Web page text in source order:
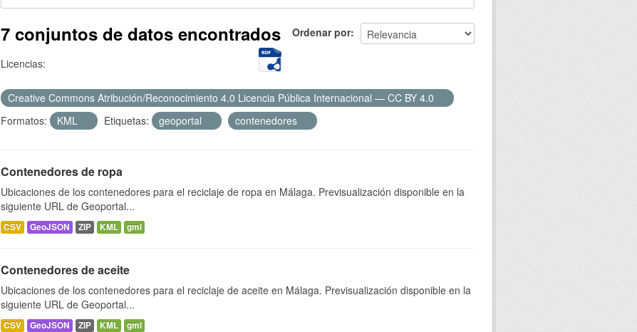
Ordenar por
7 conjuntos de datos encontrados
Licencias:
Creative Commons Atribución/Reconocimiento 4.0 Licencia Pública Internacional — CC BY 4.0
Formatos:
KML Etiquetas: geoportal contenedores
Contenedores de ropa
Ubicaciones de los contenedores para el reciclaje de ropa en Málaga. Previsualización disponible en la
siguiente URL de Geoportal...
CSV GeoJSON ZIP KML gml
Contenedores de aceite
Ubicaciones de los contenedores para el reciclaje de aceite en Málaga. Previsualización disponible en la
siguiente URL de Geoportal...
CSV GeoJSON ZIP KML gml